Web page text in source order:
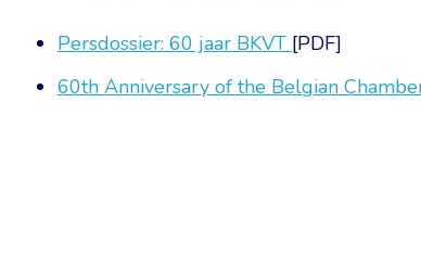
Persdossier: 60 jaar BKVT [PDF]
60th Anniversary of the Belgian